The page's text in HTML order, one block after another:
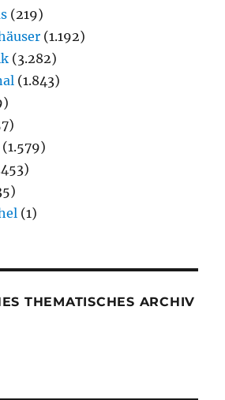
(219)
(1.192)
(3.282)
(1.843)
(1.579)
(1)
THEMATISCHES ARCHIV